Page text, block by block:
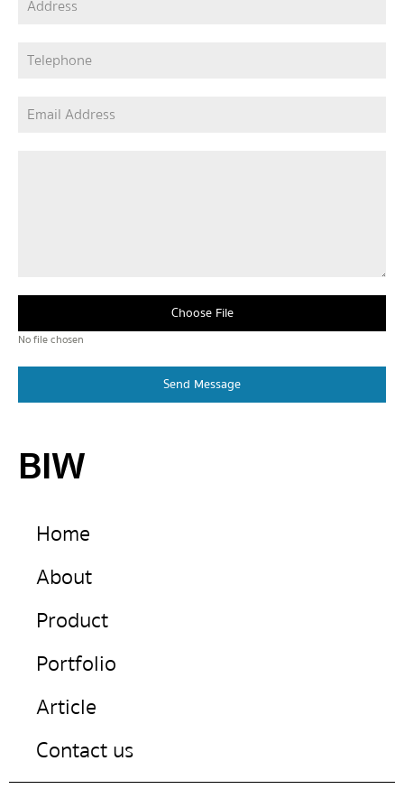
Choose File
No file chosen
Send Message
BIW
Home
About
Product
Portfolio
Article
Contact us